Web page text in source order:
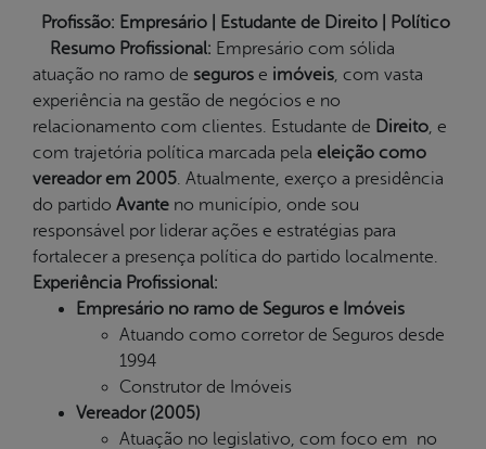
Profissão: Empresário | Estudante de Direito | Político
Resumo Profissional: Empresário com sólida
atuação no ramo de seguros e imóveis, com vasta
experiência na gestão de negócios e no
relacionamento com clientes. Estudante de Direito, e
com trajetória política marcada pela eleição como
vereador em 2005. Atualmente, exerço a presidência
do partido Avante no município, onde sou
responsável por liderar ações e estratégias para
fortalecer a presença política do partido localmente.
Experiência Profissional:
Empresário no ramo de Seguros e Imóveis
Atuando como corretor de Seguros desde
1994
Construtor de Imóveis
Vereador (2005)
Atuação no legislativo, com foco em no